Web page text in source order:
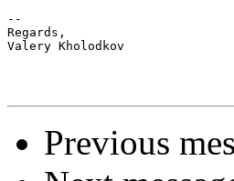
--
Regards,
Valery Kholodkov
Previous